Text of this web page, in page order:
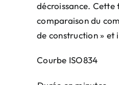
décroissance.
comparaison du
de construction » et
Courbe ISO834